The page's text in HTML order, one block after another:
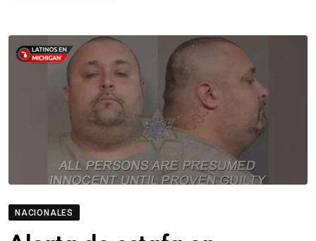
NACIONALES